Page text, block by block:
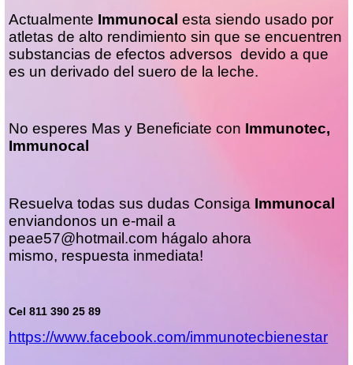
Actualmente Immunocal esta siendo usado por
atletas de alto rendimiento sin que se encuentren
substancias de efectos adversos devido a que
es un derivado del suero de la leche.
No esperes Mas y Beneficiate con Immunotec,
Immunocal
Resuelva todas sus dudas Consiga Immunocal
enviandonos un e-mail a
peae57@hotmail.com hágalo ahora
mismo, respuesta inmediata!
Cel 811 390 25 89
https://www.facebook.com/immunotecbienestar